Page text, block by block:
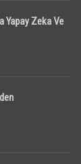
Yapay Zeka Ve